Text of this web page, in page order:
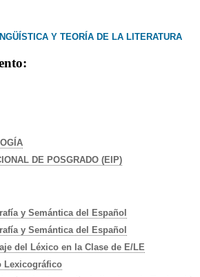
Y TEORÍA DE LA LITERATURA
DE POSGRADO (EIP)
y Semántica del Español
y Semántica del Español
del Léxico en la Clase de E/LE
Lexicográfico